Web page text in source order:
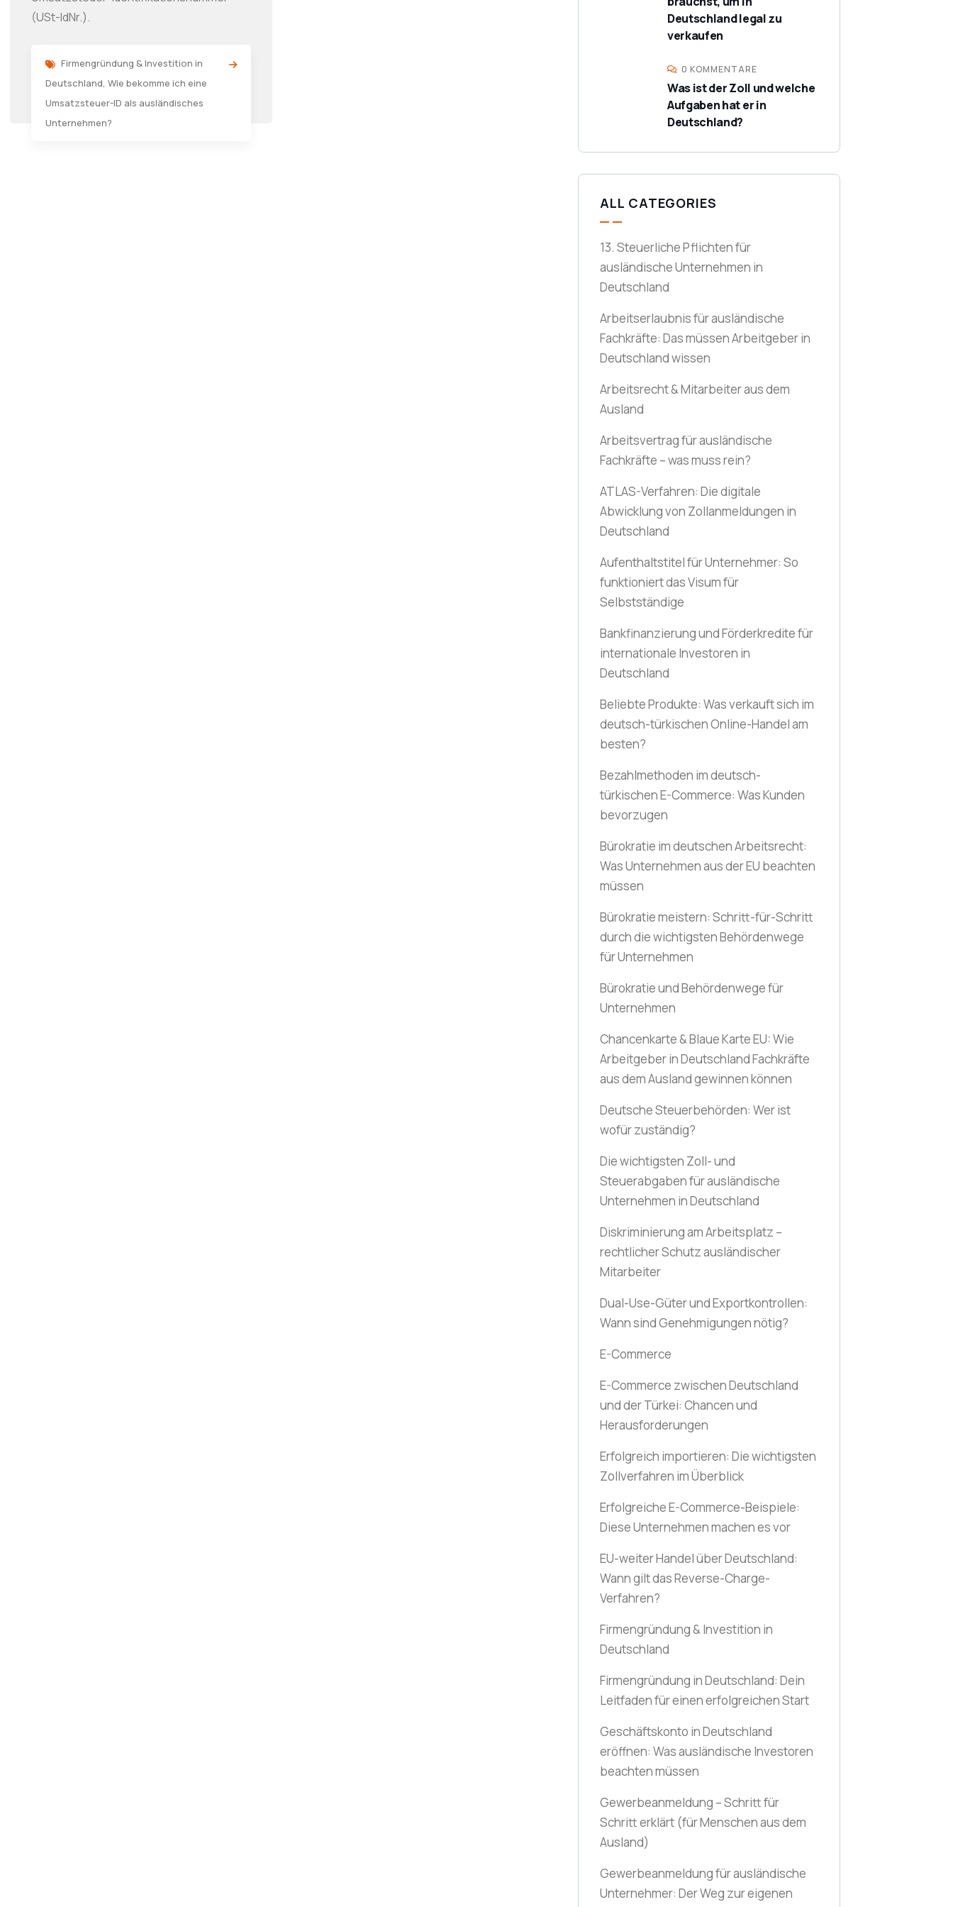
(USt-IdNr.).
Firmengründung & Investition in
Deutschland, Wie bekomme ich eine
Umsatzsteuer-ID als ausländisches
Unternehmen?
Deutschland legal zu
verkaufen
0 KOMMENTARE
Was ist der Zoll und welche
Aufgaben hat er in
Deutschland?
ALL CATEGORIES
13. Steuerliche Pflichten für
ausländische Unternehmen in
Deutschland
Arbeitserlaubnis für ausländische
Fachkräfte: Das müssen Arbeitgeber in
Deutschland wissen
Arbeitsrecht & Mitarbeiter aus dem
Ausland
Arbeitsvertrag für ausländische
Fachkräfte – was muss rein?
ATLAS-Verfahren: Die digitale
Abwicklung von Zollanmeldungen in
Deutschland
Aufenthaltstitel für Unternehmer: So
funktioniert das Visum für
Selbstständige
Bankfinanzierung und Förderkredite für
internationale Investoren in
Deutschland
Beliebte Produkte: Was verkauft sich im
deutsch-türkischen Online-Handel am
besten?
Bezahlmethoden im deutsch-
türkischen E-Commerce: Was Kunden
bevorzugen
Bürokratie im deutschen Arbeitsrecht:
Was Unternehmen aus der EU beachten
müssen
Bürokratie meistern: Schritt-für-Schritt
durch die wichtigsten Behördenwege
für Unternehmen
Bürokratie und Behördenwege für
Unternehmen
Chancenkarte & Blaue Karte EU: Wie
Arbeitgeber in Deutschland Fachkräfte
aus dem Ausland gewinnen können
Deutsche Steuerbehörden: Wer ist
wofür zuständig?
Die wichtigsten Zoll- und
Steuerabgaben für ausländische
Unternehmen in Deutschland
Diskriminierung am Arbeitsplatz –
rechtlicher Schutz ausländischer
Mitarbeiter
Dual-Use-Güter und Exportkontrollen:
Wann sind Genehmigungen nötig?
E-Commerce
E-Commerce zwischen Deutschland
und der Türkei: Chancen und
Herausforderungen
Erfolgreich importieren: Die wichtigsten
Zollverfahren im Überblick
Erfolgreiche E-Commerce-Beispiele:
Diese Unternehmen machen es vor
EU-weiter Handel über Deutschland:
Wann gilt das Reverse-Charge-
Verfahren?
Firmengründung & Investition in
Deutschland
Firmengründung in Deutschland: Dein
Leitfaden für einen erfolgreichen Start
Geschäftskonto in Deutschland
eröffnen: Was ausländische Investoren
beachten müssen
Gewerbeanmeldung – Schritt für
Schritt erklärt (für Menschen aus dem
Ausland)
Gewerbeanmeldung für ausländische
Unternehmer: Der Weg zur eigenen